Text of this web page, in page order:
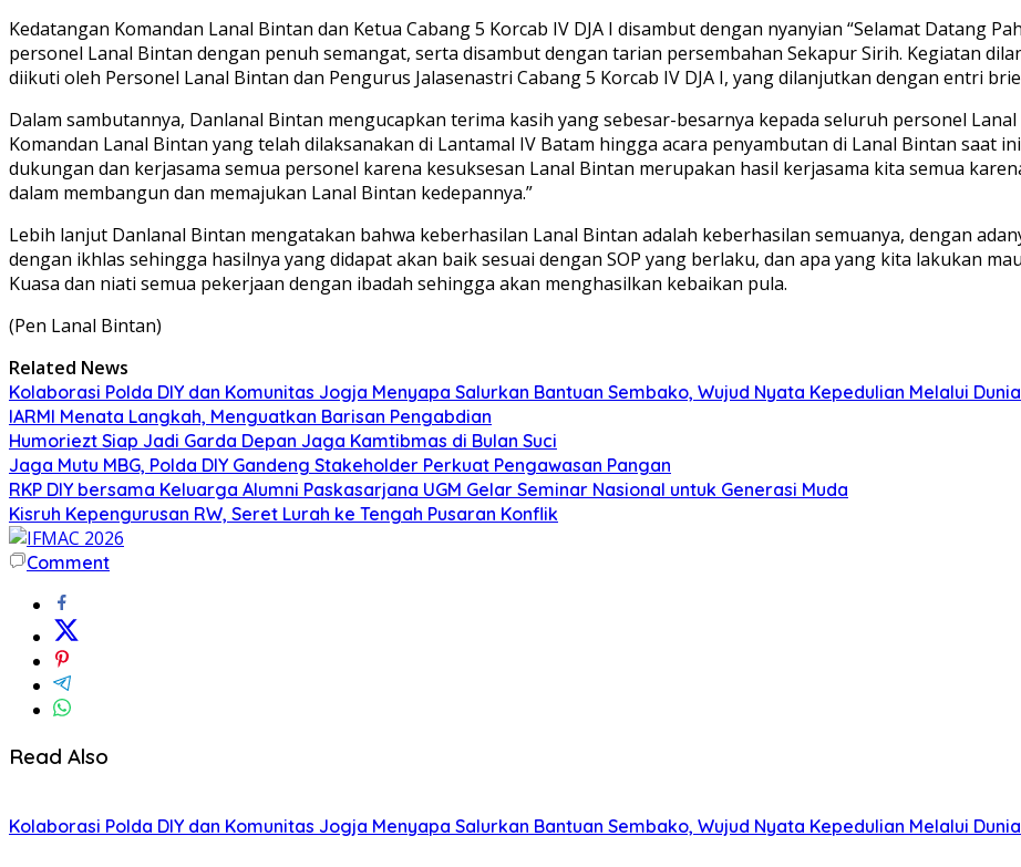
Kedatangan Komandan Lanal Bintan dan Ketua Cabang 5 Korcab IV DJA I disambut dengan nyanyian “Selamat Datang
personel Lanal Bintan dengan penuh semangat, serta disambut dengan tarian persembahan Sekapur Sirih. Kegiatan
diikuti oleh Personel Lanal Bintan dan Pengurus Jalasenastri Cabang 5 Korcab IV DJA I, yang dilanjutkan dengan entri
Dalam sambutannya, Danlanal Bintan mengucapkan terima kasih yang sebesar-besarnya kepada seluruh personel
Komandan Lanal Bintan yang telah dilaksanakan di Lantamal IV Batam hingga acara penyambutan di Lanal Bintan saat
dukungan dan kerjasama semua personel karena kesuksesan Lanal Bintan merupakan hasil kerjasama kita semua
dalam membangun dan memajukan Lanal Bintan kedepannya.”
Lebih lanjut Danlanal Bintan mengatakan bahwa keberhasilan Lanal Bintan adalah keberhasilan semuanya, dengan
dengan ikhlas sehingga hasilnya yang didapat akan baik sesuai dengan SOP yang berlaku, dan apa yang kita lakukan
Kuasa dan niati semua pekerjaan dengan ibadah sehingga akan menghasilkan kebaikan pula.
(Pen Lanal Bintan)
Related News
Kolaborasi Polda DIY dan Komunitas Jogja Menyapa Salurkan Bantuan Sembako, Wujud Nyata Kepedulian Melalui
IARMI Menata Langkah, Menguatkan Barisan Pengabdian
Humoriezt Siap Jadi Garda Depan Jaga Kamtibmas di Bulan Suci
Jaga Mutu MBG, Polda DIY Gandeng Stakeholder Perkuat Pengawasan Pangan
RKP DIY bersama Keluarga Alumni Paskasarjana UGM Gelar Seminar Nasional untuk Generasi Muda
Kisruh Kepengurusan RW, Seret Lurah ke Tengah Pusaran Konflik
Comment
Read Also
Kolaborasi Polda DIY dan Komunitas Jogja Menyapa Salurkan Bantuan Sembako, Wujud Nyata Kepedulian Melalui